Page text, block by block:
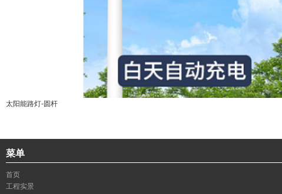
太阳能路灯-圆杆
菜单
首页
工程实景